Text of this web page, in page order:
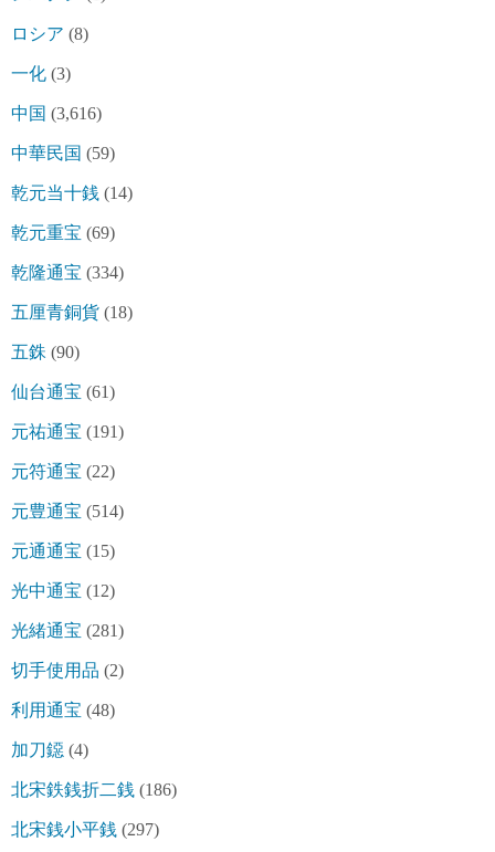
ロシア (8)
一化 (3)
中国 (3,616)
中華民国 (59)
乾元当十銭 (14)
乾元重宝 (69)
乾隆通宝 (334)
五厘青銅貨 (18)
五銖 (90)
仙台通宝 (61)
元祐通宝 (191)
元符通宝 (22)
元豊通宝 (514)
元通通宝 (15)
光中通宝 (12)
光緒通宝 (281)
切手使用品 (2)
利用通宝 (48)
加刀鐚 (4)
北宋鉄銭折二銭 (186)
北宋銭小平銭 (297)